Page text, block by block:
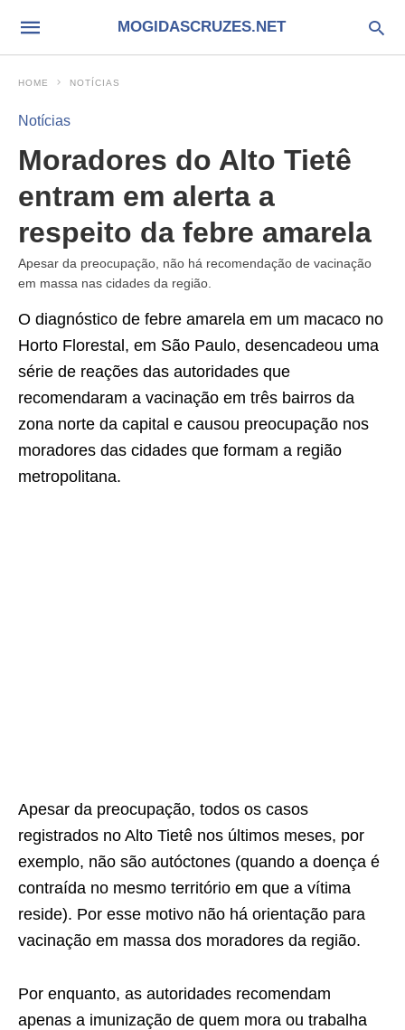
MOGIDASCRUZES.NET
HOME NOTÍCIAS
Notícias
Moradores do Alto Tietê
entram em alerta a
respeito da febre amarela
Apesar da preocupação, não há recomendação de vacinação
em massa nas cidades da região.
O diagnóstico de febre amarela em um macaco no
Horto Florestal, em São Paulo, desencadeou uma
série de reações das autoridades que
recomendaram a vacinação em três bairros da
zona norte da capital e causou preocupação nos
moradores das cidades que formam a região
metropolitana.
Apesar da preocupação, todos os casos
registrados no Alto Tietê nos últimos meses, por
exemplo, não são autóctones (quando a doença é
contraída no mesmo território em que a vítima
reside). Por esse motivo não há orientação para
vacinação em massa dos moradores da região.
Por enquanto, as autoridades recomendam
apenas a imunização de quem mora ou trabalha